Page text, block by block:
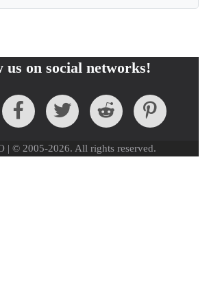
us on social networks!
| © 2005-2026. All rights reserved.